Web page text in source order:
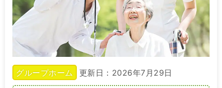
グループホーム 更新日：2026年7月29日